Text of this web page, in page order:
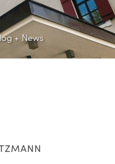
+ News